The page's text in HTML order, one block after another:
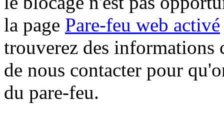
la page Pare-feu web activé
trouverez des informations
de nous contacter pour
du pare-feu.